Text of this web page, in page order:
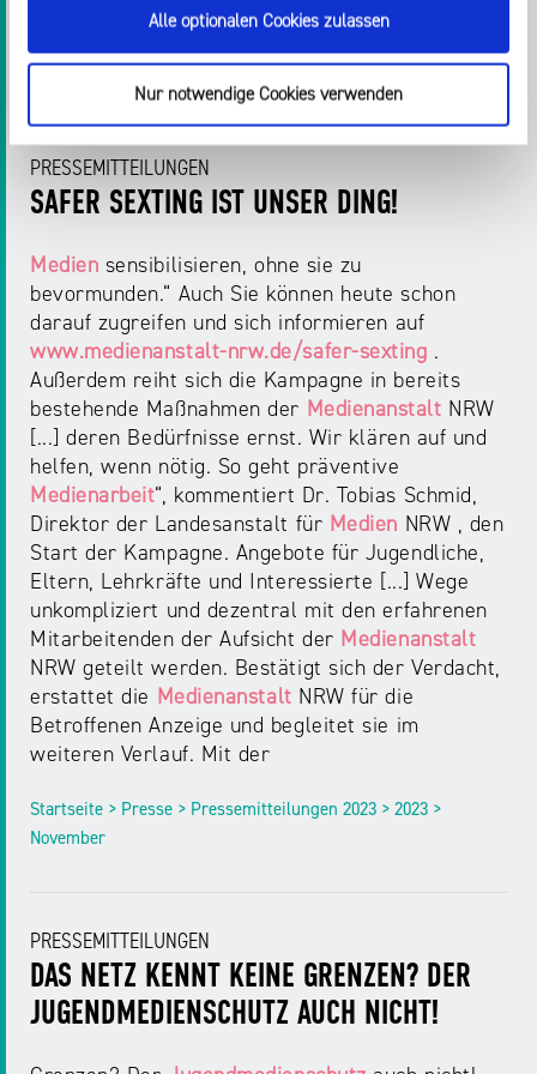
Alle optionalen Cookies zulassen
Nur notwendige Cookies verwenden
Startseite > Presse > Pressemitteilungen 2023 > 2023 >
September
PRESSEMITTEILUNGEN
SAFER SEXTING IST UNSER DING!
Medien sensibilisieren, ohne sie zu
bevormunden.“ Auch Sie können heute schon
darauf zugreifen und sich informieren auf
www.medienanstalt-nrw.de/safer-sexting .
Außerdem reiht sich die Kampagne in bereits
bestehende Maßnahmen der Medienanstalt NRW
[...] deren Bedürfnisse ernst. Wir klären auf und
helfen, wenn nötig. So geht präventive
Medienarbeit“, kommentiert Dr. Tobias Schmid,
Direktor der Landesanstalt für Medien NRW , den
Start der Kampagne. Angebote für Jugendliche,
Eltern, Lehrkräfte und Interessierte [...] Wege
unkompliziert und dezentral mit den erfahrenen
Mitarbeitenden der Aufsicht der Medienanstalt
NRW geteilt werden. Bestätigt sich der Verdacht,
erstattet die Medienanstalt NRW für die
Betroffenen Anzeige und begleitet sie im
weiteren Verlauf. Mit der
Startseite > Presse > Pressemitteilungen 2023 > 2023 >
November
PRESSEMITTEILUNGEN
DAS NETZ KENNT KEINE GRENZEN? DER
JUGENDMEDIENSCHUTZ AUCH NICHT!